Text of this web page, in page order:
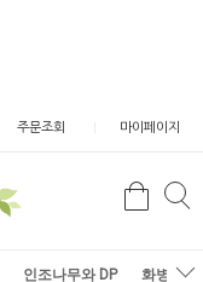
주문조회 마이페이지
검
인조나무와 DP 화병/화